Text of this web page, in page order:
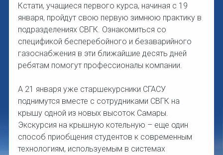
Кстати, учащиеся первого курса, начиная с 19
января, пройдут свою первую зимнюю практику в
подразделениях СВГК. Ознакомиться со
спецификой бесперебойного и безаварийного
газоснабжения в эти ближайшие десять дней
ребятам помогут профессионалы компании.
А 21 января уже старшекурсники СГАСУ
поднимутся вместе с сотрудниками СВГК на
крышу одной из новых высоток Самары.
Экскурсия на крышную котельную – еще один
способ приобщения студентов к современным
технологиям, используемым в системах